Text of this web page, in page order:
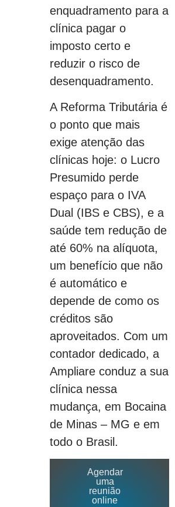
enquadramento para a
clínica pagar o
imposto certo e
reduzir o risco de
desenquadramento.
A Reforma Tributária é
o ponto que mais
exige atenção das
clínicas hoje: o Lucro
Presumido perde
espaço para o IVA
Dual (IBS e CBS), e a
saúde tem redução de
até 60% na alíquota,
um benefício que não
é automático e
depende de como os
créditos são
aproveitados. Com um
contador dedicado, a
Ampliare conduz a sua
clínica nessa
mudança, em Bocaina
de Minas – MG e em
todo o Brasil.
Agendar
uma
reunião
online